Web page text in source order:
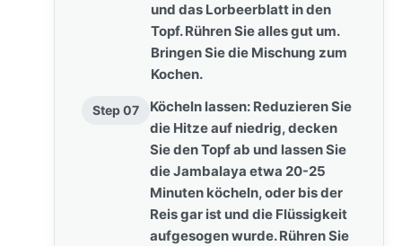
und das Lorbeerblatt in den
Topf. Rühren Sie alles gut um.
Bringen Sie die Mischung zum
Kochen.
Step 07
Köcheln lassen: Reduzieren Sie
die Hitze auf niedrig, decken
Sie den Topf ab und lassen Sie
die Jambalaya etwa 20-25
Minuten köcheln, oder bis der
Reis gar ist und die Flüssigkeit
aufgesogen wurde. Rühren Sie